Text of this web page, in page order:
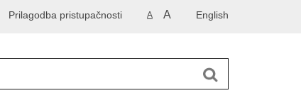
English
A A
Prilagodba pristupačnosti